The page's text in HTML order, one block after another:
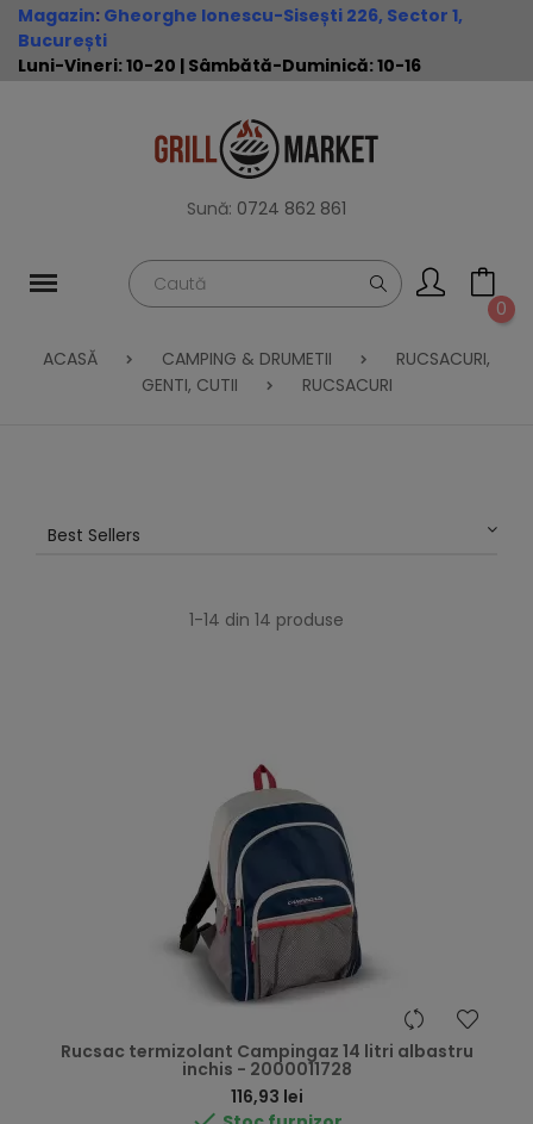
Magazin: Gheorghe Ionescu-Sisești 226, Sector 1,
București
Luni-Vineri: 10-20 | Sâmbătă-Duminică: 10-16
Sună: 0724 862 861
0
ACASĂ CAMPING & DRUMETII
RUCSACURI,
GENTI, CUTII
RUCSACURI
Best Sellers
1-14 din 14 produse
Rucsac termizolant Campingaz 14 litri albastru
inchis - 2000011728
116,93 lei